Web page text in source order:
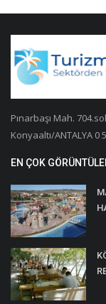
Pınarbaşı Mah.
Konyaaltı/ANTALYA 0
EN ÇOK